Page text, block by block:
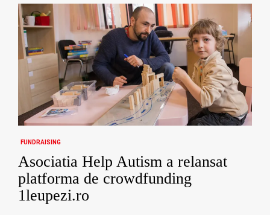
FUNDRAISING
Asociatia Help Autism a relansat
platforma de crowdfunding
1leupezi.ro